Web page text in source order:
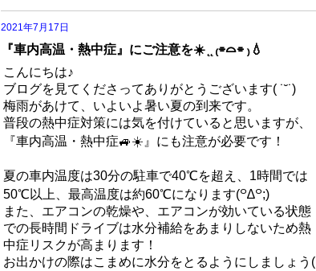
2021年7月17日
『車内高温・熱中症』にご注意を☀️ ̨ ̨ ₍⌯⌓⌯ ₎💧
こんにちは♪
ブログを見てくださってありがとうございます( ˙˘˙)
梅雨があけて、いよいよ暑い夏の到来です。
普段の熱中症対策には気を付けていると思いますが、
『車内高温・熱中症🚙☀️』にも注意が必要です！
夏の車内温度は30分の駐車で40℃を超え、1時間では
50℃以上、最高温度は約60℃になります(꒪∆꒪;)
また、エアコンの乾燥や、エアコンが効いている状態
での長時間ドライブは水分補給をあまりしないため熱
中症リスクが高まります！
お出かけの際はこまめに水分をとるようにしましょう(